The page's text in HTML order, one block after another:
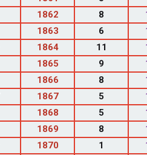
1862 8
1863 6
1864 11
1865 9
1866 8
1867 5
1868 5
1869 8
1870 1